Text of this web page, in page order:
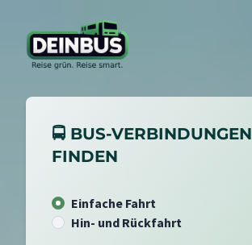
🚍 BUS-VERBINDUNGEN
FINDEN
Einfache Fahrt
Hin- und Rückfahrt